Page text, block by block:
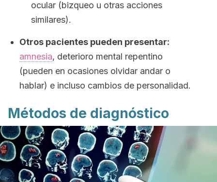
ocular (bizqueo u otras acciones
similares).
Otros pacientes pueden presentar:
amnesia, deterioro mental repentino
(pueden en ocasiones olvidar andar o
hablar) e incluso cambios de personalidad.
Métodos de diagnóstico